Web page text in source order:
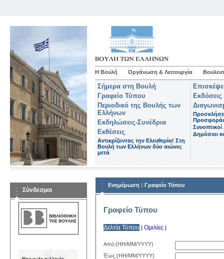
Η Βουλή Οργάνωση & Λειτουργία
Σήμερα στη Βουλή
Γραφείο Τύπου
Περιοδικό της Βουλής των
Ελλήνων
Εκδηλώσεις-Συνέδρια
Εκθέσεις
Αντικρίζοντας την Ελευθερία! Στη
Βουλή των Ελλήνων δύο αιώνες
μετά
Εκδόσεις
Δημόσιοι
Σύνδεσμοι
Ενημέρωση : Γραφείο Τύπου
Γραφείο Τύπου
Δελτία Τύπου | Ομιλίες |
Από:(HH/MM/YYYY)
Έως:(HH/MM/YYYY)